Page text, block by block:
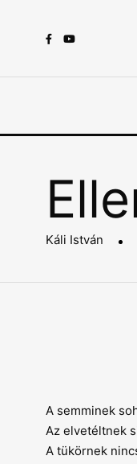
Káli István
A semminek
Az elvetéltnek
A tükörnek